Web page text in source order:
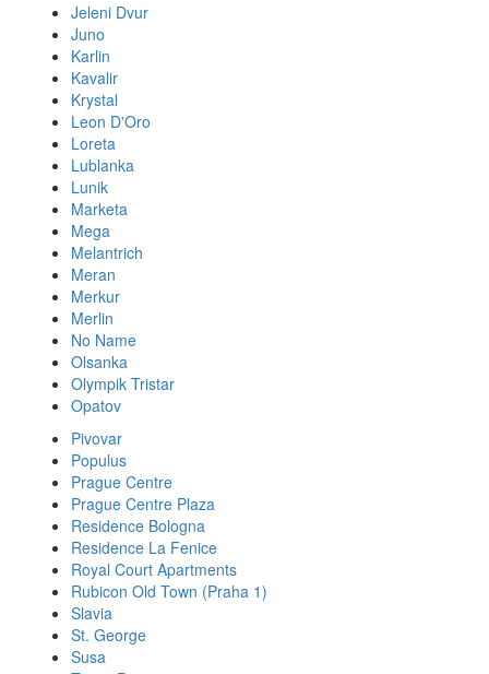
Jeleni Dvur
Juno
Karlin
Kavalir
Krystal
Leon D'Oro
Loreta
Lublanka
Lunik
Marketa
Mega
Melantrich
Meran
Merkur
Merlin
No Name
Olsanka
Olympik Tristar
Opatov
Pivovar
Populus
Prague Centre
Prague Centre Plaza
Residence Bologna
Residence La Fenice
Royal Court Apartments
Rubicon Old Town (Praha 1)
Slavia
St. George
Susa